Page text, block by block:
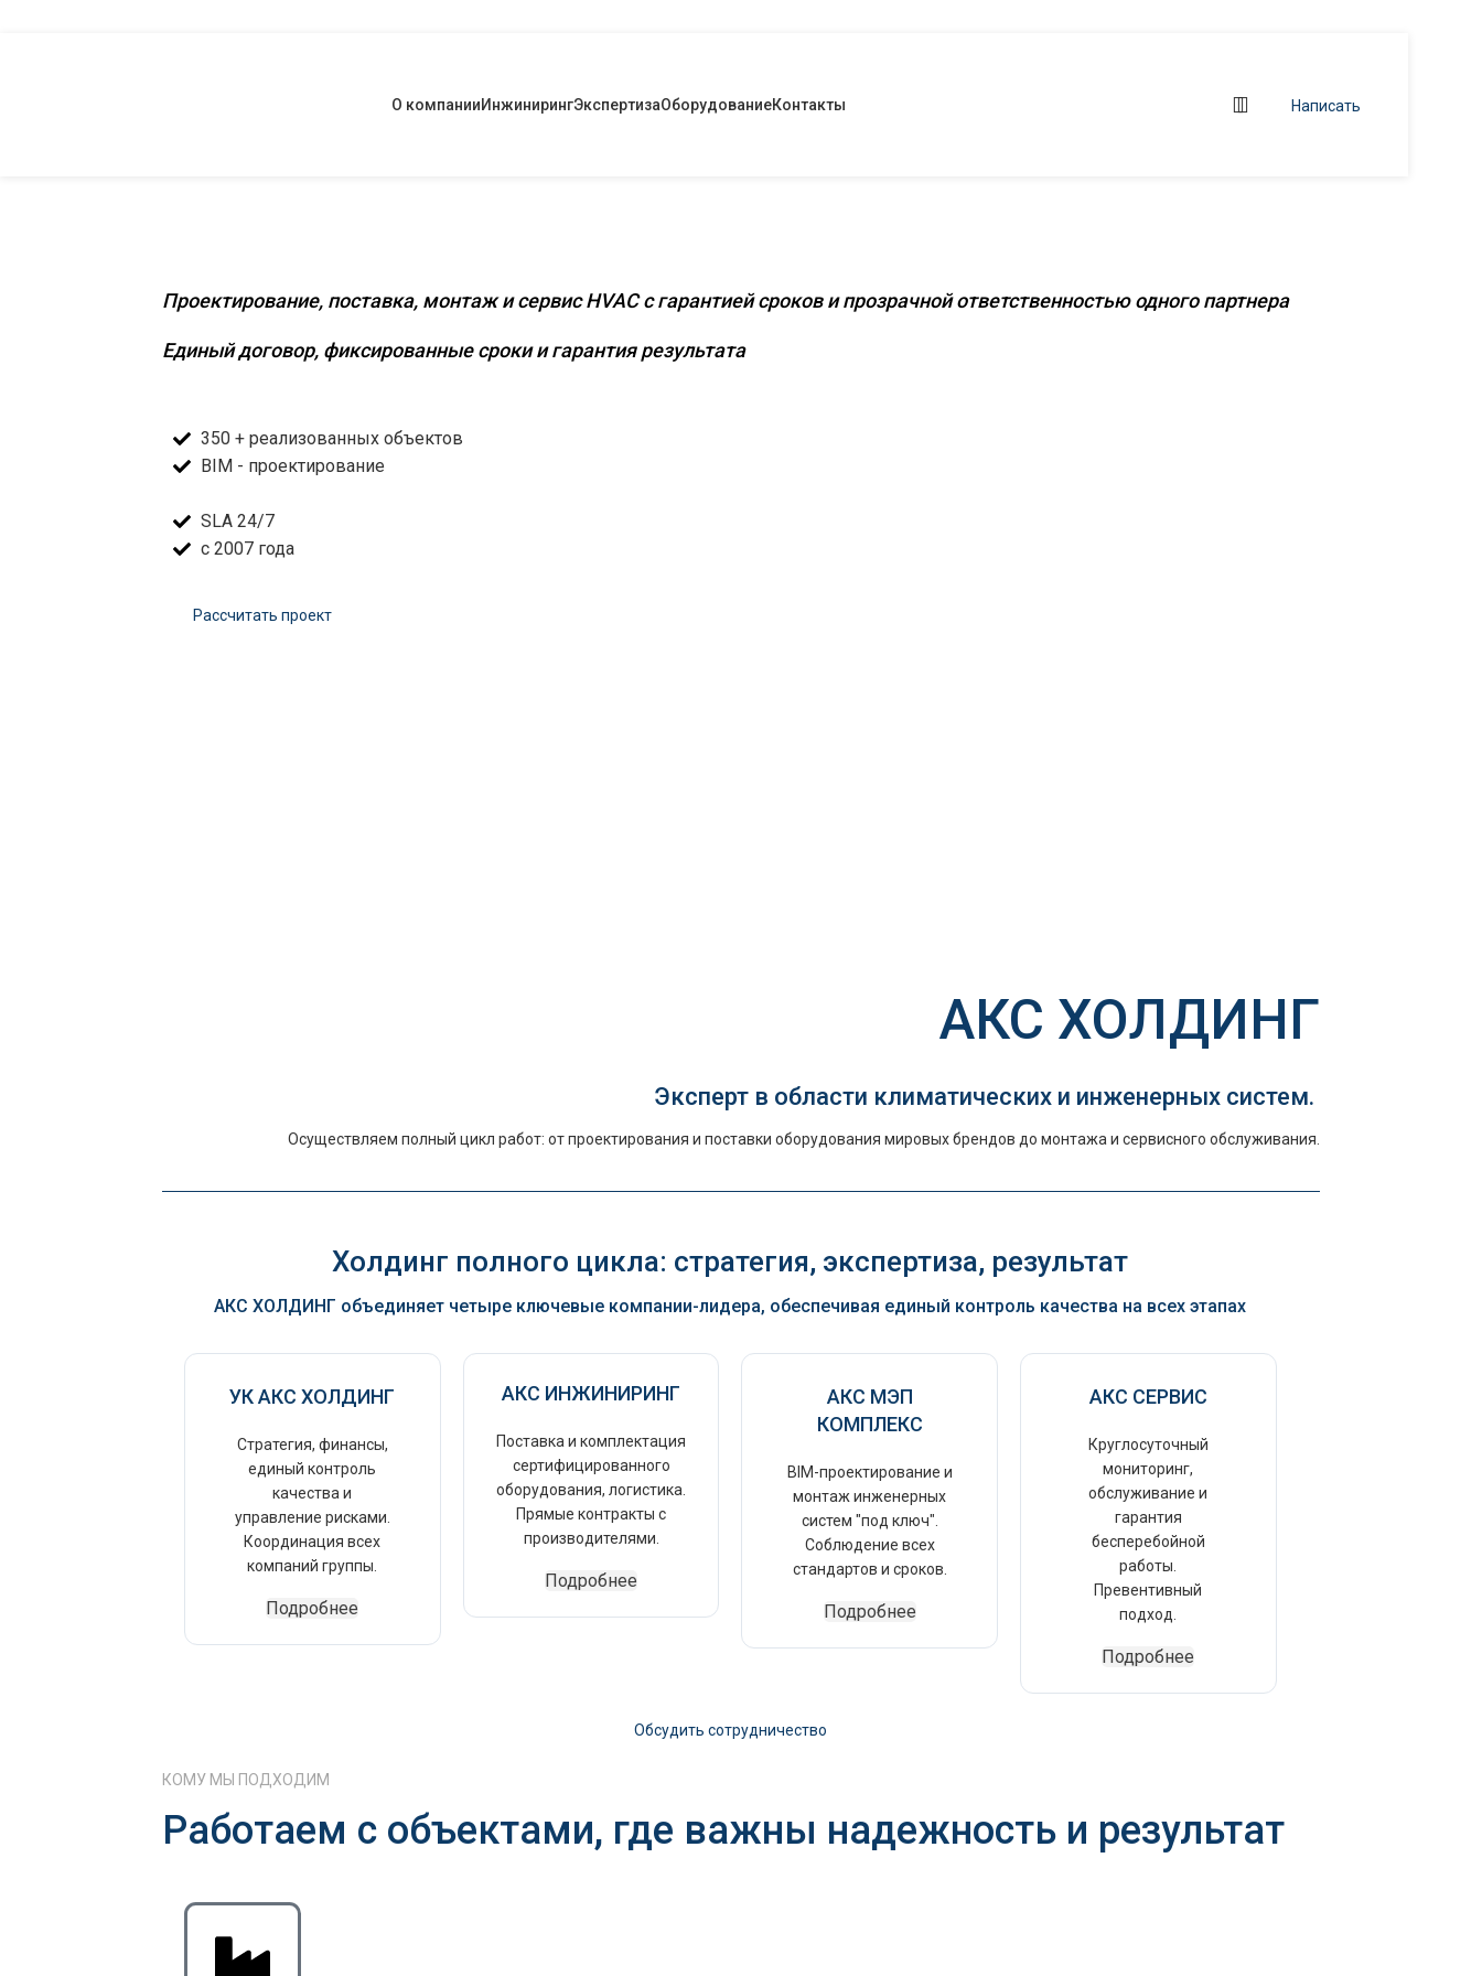
О компанииИнжинирингЭкспертизаОборудованиеКонтакты Написать
Проектирование, поставка, монтаж и сервис HVAC с гарантией сроков и прозрачной ответственностью одного партнера
Единый договор, фиксированные сроки и гарантия результата
350 + реализованных объектов
BIM - проектирование
SLA 24/7
с 2007 года
Расcчитать проект
АКС ХОЛДИНГ
Эксперт в области климатических и инженерных систем.
Осуществляем полный цикл работ: от проектирования и поставки оборудования мировых брендов до монтажа и сервисного обслуживания.
Холдинг полного цикла: стратегия, экспертиза, результат
АКС ХОЛДИНГ объединяет четыре ключевые компании-лидера, обеспечивая единый контроль качества на всех этапах
УК АКС ХОЛДИНГ
Стратегия, финансы,
единый контроль
качества и
управление рисками.
Координация всех
компаний группы.
Подробнее
АКС ИНЖИНИРИНГ
Поставка и комплектация
сертифицированного
оборудования, логистика.
Прямые контракты с
производителями.
Подробнее
АКС МЭП
КОМПЛЕКС
BIM-проектирование и
монтаж инженерных
систем "под ключ".
Соблюдение всех
стандартов и сроков.
Подробнее
АКС СЕРВИС
Круглосуточный
мониторинг,
обслуживание и
гарантия
бесперебойной
работы.
Превентивный
подход.
Подробнее
Обсудить сотрудничество
КОМУ МЫ ПОДХОДИМ
Работаем с объектами, где важны надежность и результат